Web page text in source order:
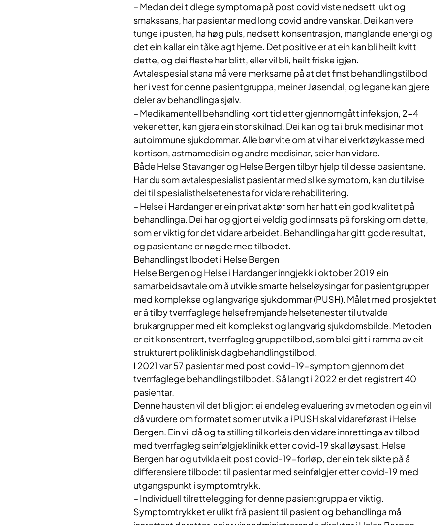
– Medan dei tidlege symptoma på post covid viste nedsett lukt og
smakssans, har pasientar med long covid andre vanskar. Dei kan vere
tunge i pusten, ha høg puls, nedsett konsentrasjon, manglande energi og
det ein kallar ein tåkelagt hjerne. Det positive er at ein kan bli heilt kvitt
dette, og dei fleste har blitt, eller vil bli, heilt friske igjen.
Avtalespesialistana må vere merksame på at det finst behandlingstilbod
her i vest for denne pasientgruppa, meiner Jøsendal, og legane kan gjere
deler av behandlinga sjølv.
– Medikamentell behandling kort tid etter gjennomgått infeksjon, 2-4
veker etter, kan gjera ein stor skilnad. Dei kan og ta i bruk medisinar mot
autoimmune sjukdommar. Alle bør vite om at vi har ei verktøykasse med
kortison, astmamedisin og andre medisinar, seier han vidare.
Både Helse Stavanger og Helse Bergen tilbyr hjelp til desse pasientane.
Har du som avtalespesialist pasientar med slike symptom, kan du tilvise
dei til spesialisthelsetenesta for vidare rehabilitering.
– Helse i Hardanger er ein privat aktør som har hatt ein god kvalitet på
behandlinga. Dei har og gjort ei veldig god innsats på forsking om dette,
som er viktig for det vidare arbeidet. Behandlinga har gitt gode resultat,
og pasientane er nøgde med tilbodet.
Behandlingstilbodet i Helse Bergen​​
Helse Bergen og Helse i Hardanger inngjekk i oktober 2019 ein
samarbeidsavtale om å utvikle smarte helseløysingar for pasientgrupper
med komplekse og langvarige sjukdommar (PUSH). Målet med prosjektet
er å tilby tverrfaglege helsefremjande helsetenester til utvalde
brukargrupper med eit komplekst og langvarig sjukdomsbilde. Metoden
er eit konsentrert, tverrfagleg gruppetilbod, som blei gitt i ramma av eit
strukturert poliklinisk dagbehandlingstilbod.
I 2021 var 57 pasientar med post covid-19-symptom gjennom det
tverrfaglege behandlingstilbodet. Så langt i 2022 er det registrert 40
pasientar.
Denne hausten vil det bli gjort ei endeleg evaluering av metoden og ein vil
då vurdere om formatet som er utvikla i PUSH skal vidareførast i Helse
Bergen. Ein vil då og ta stilling til korleis den vidare innrettinga av tilbod
med tverrfagleg seinfølgjeklinikk etter covid-19 skal løysast. Helse
Bergen har og utvikla eit post covid-19-forløp, der ein tek sikte på å
differensiere tilbodet til pasientar med seinfølgjer etter covid-19 med
utgangspunkt i symptomtrykk.
– Individuell tilrettelegging for denne pasientgruppa er viktig.
Symptomtrykket er ulikt frå pasient til pasient og behandlinga må